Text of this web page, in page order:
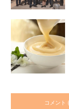
コメント